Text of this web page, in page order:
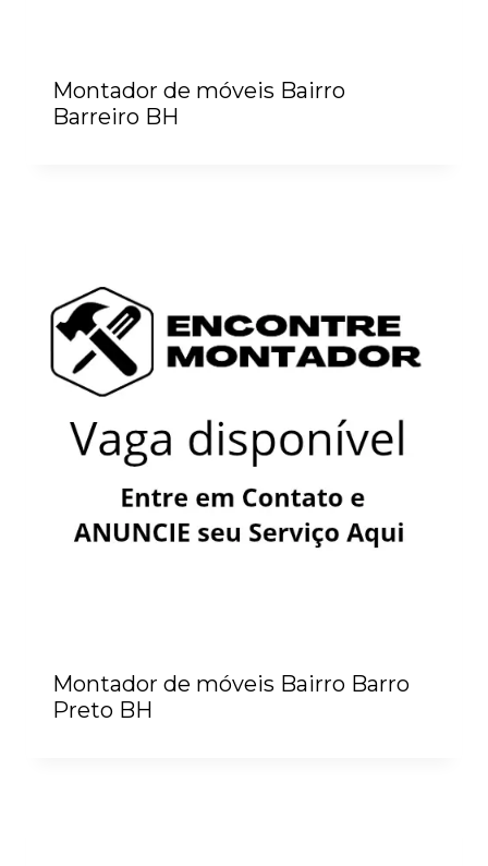
Montador de móveis Bairro
Barreiro BH
Montador de móveis Bairro Barro
Preto BH